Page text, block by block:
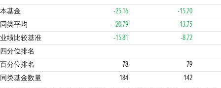
本基金
-25.16
-15.70
同类平均
-20.79
-13.75
业绩比较基准
-15.81
-8.72
四分位排名
4 4 4
百分位排名 78
79
同类基金数量
184 142